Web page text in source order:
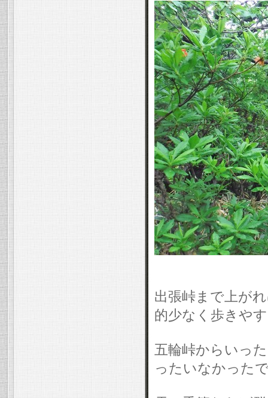
出張峠まで上が
的少なく歩きや
五輪峠からいっ
ったいなかった